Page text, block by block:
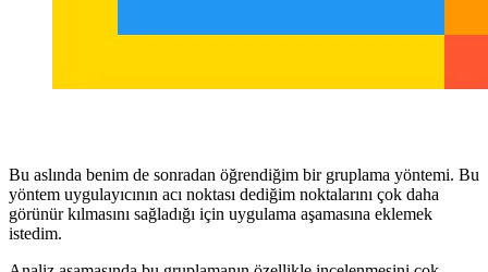
Bu aslında benim de sonradan öğrendiğim bir gruplama yöntemi. Bu
yöntem uygulayıcının acı noktası dediğim noktalarını çok daha
görünür kılmasını sağladığı için uygulama aşamasına eklemek
istedim.